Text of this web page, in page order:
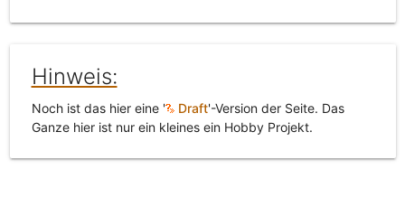
Hinweis:
Noch ist das hier eine ' Draft'-Version der Seite. Das
Ganze hier ist nur ein kleines ein Hobby Projekt.